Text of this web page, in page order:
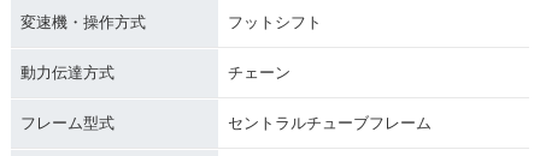
変速機・操作方式 フットシフト
動力伝達方式 チェーン
フレーム型式 セントラルチューブフレーム